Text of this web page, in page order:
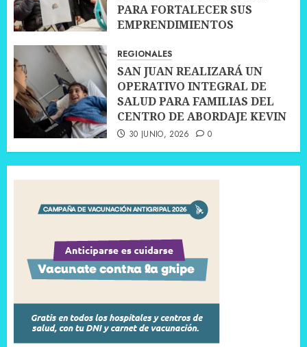
PARA FORTALECER SUS
EMPRENDIMIENTOS
REGIONALES
SAN JUAN REALIZARÁ UN
OPERATIVO INTEGRAL DE
SALUD PARA FAMILIAS DEL
CENTRO DE ABORDAJE KEVIN
30 JUNIO, 2026 0